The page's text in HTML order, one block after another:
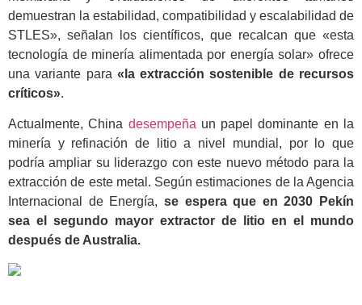
demuestran la estabilidad, compatibilidad y escalabilidad de
STLES», señalan los científicos, que recalcan que «esta
tecnología de minería alimentada por energía solar» ofrece
una variante para «la extracción sostenible de recursos
críticos».
Actualmente, China desempeña un papel dominante en la
minería y refinación de litio a nivel mundial, por lo que
podría ampliar su liderazgo con este nuevo método para la
extracción de este metal. Según estimaciones de la Agencia
Internacional de Energía, se espera que en 2030 Pekín
sea el segundo mayor extractor de litio en el mundo
después de Australia.